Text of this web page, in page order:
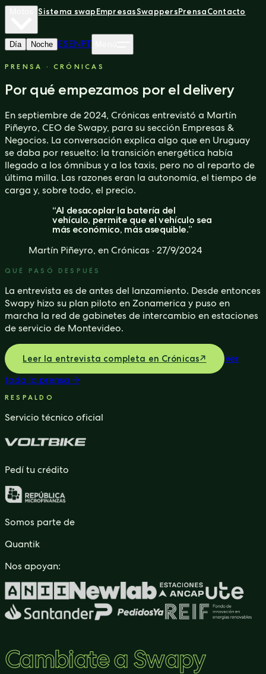
Sistema swapEmpresasSwappersPrensaContacto
Día Noche ESENPT
Sistema swap
Día Noche ESENPT Menú
CPXHasta 120/140 km · 90 km/h · 4 kW
PRENSA · CRÓNICAS
Por qué empezamos por el delivery
En septiembre de 2024, Crónicas entrevistó a Martín
Piñeyro, CEO de Swapy, para su sección Empresas &
Negocios. La conversación explica algo que en Uruguay
se daba por resuelto: la transición energética había
llegado a los ómnibus y a los taxis, pero no al reparto de
última milla. Las razones eran la autonomía, el tiempo de
carga y, sobre todo, el precio.
“Al desacoplar la batería del
vehículo, permite que el vehículo sea
más económico, más asequible.”
Martín Piñeyro, en Crónicas · 27/9/2024
QUÉ PASÓ DESPUÉS
La entrevista es de antes del lanzamiento. Desde entonces
Swapy hizo su plan piloto en Zonamerica y puso en
marcha la red de gabinetes de intercambio en estaciones
de servicio de Montevideo.
Leer la entrevista completa en Crónicas↗
Ver
toda la prensa →
RESPALDO
Servicio técnico oficial
Pedí tu crédito
Somos parte de
Quantik
Nos apoyan:
Cambiate a Swapy